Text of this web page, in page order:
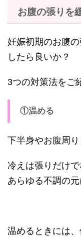
お腹の張りを
妊娠初期のお腹
したら良いか？
3つの対策法をご
①温める
下半身やお腹周り
冷えは張りだけ
あらゆる不調の元
温めるときには